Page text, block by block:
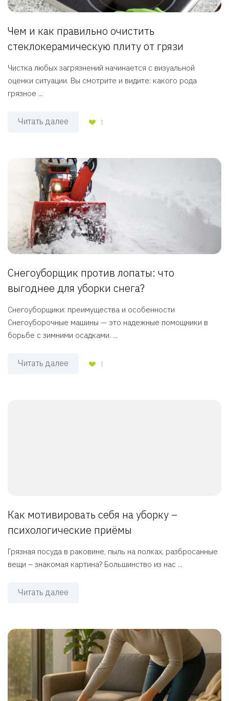
Чем и как правильно очистить
стеклокерамическую плиту от грязи
Чистка любых загрязнений начинается с визуальной
оценки ситуации. Вы смотрите и видите: какого рода
грязное ...
Читать далее 1
Снегоуборщик против лопаты: что
выгоднее для уборки снега?
Снегоуборщики: преимущества и особенности
Снегоуборочные машины — это надежные помощники в
борьбе с зимними осадками. ...
Читать далее 1
Как мотивировать себя на уборку –
психологические приёмы
Грязная посуда в раковине, пыль на полках, разбросанные
вещи – знакомая картина? Большинство из нас ...
Читать далее